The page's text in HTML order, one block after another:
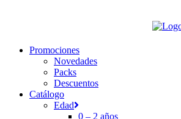
Promociones
Novedades
Packs
Descuentos
Catálogo
Edad
0 – 2 años